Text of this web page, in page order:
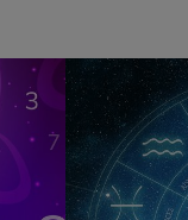
pentru